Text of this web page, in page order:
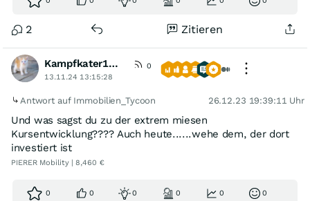
2 Zitieren
Kampfkater1969
0
13.11.24 13:15:28
Antwort auf Immobilien_Tycoon 26.12.23 19:39:11 Uhr
Und was sagst du zu der extrem miesen
Kursentwicklung???? Auch heute......wehe dem, der dort
investiert ist
PIERER Mobility | 8,460 €
0 0 0 0 0 0